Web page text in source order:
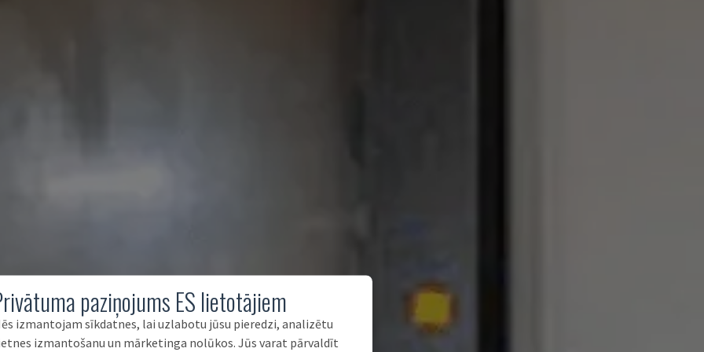
paziņojums ES lietotājiem
izmantojam sīkdatnes, lai uzlabotu jūsu pieredzi, analizētu
izmantošanu un mārketinga nolūkos. Jūs varat pārvaldīt